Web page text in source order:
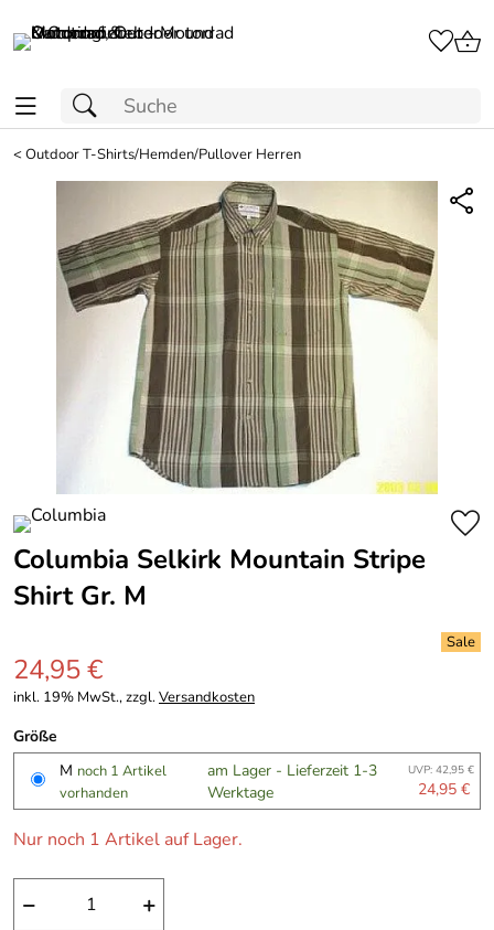
<Outdoor T-Shirts/Hemden/Pullover Herren
Columbia Selkirk Mountain Stripe
Shirt Gr. M
24,95 €
inkl. 19% MwSt., zzgl.Versandkosten
Größe
M noch 1 Artikel
vorhanden
am Lager - Lieferzeit 1-3
Werktage
UVP: 42,95 €
24,95 €
Nur noch 1 Artikel auf Lager.
− +